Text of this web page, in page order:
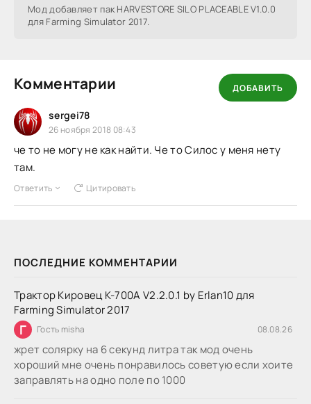
ПОСЛЕДНИЕ КОММЕНТАРИИ
Трактор Кировец К-700А V2.2.0.1 by Erlan10 для
Farming Simulator 2017
Г Гость misha 08.08.26
жрет солярку на 6 секунд литра так мод очень
хороший мне очень понравилось советую если хоите
заправлять на одно поле по 1000
Мод добавляет пак HARVESTORE SILO PLACEABLE V1.0.0
для Farming Simulator 2017.
Комментарии ДОБАВИТЬ
sergei78
26 ноября 2018 08:43
че то не могу не как найти. Че то Силос у меня нету
там.
Ответить Цитировать